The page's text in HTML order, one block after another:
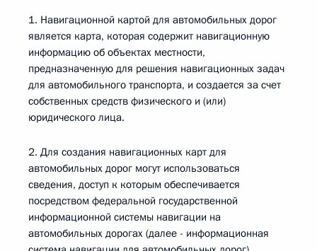
1. Навигационной картой для автомобильных дорог
является карта, которая содержит навигационную
информацию об объектах местности,
предназначенную для решения навигационных задач
для автомобильного транспорта, и создается за счет
собственных средств физического и (или)
юридического лица.
2. Для создания навигационных карт для
автомобильных дорог могут использоваться
сведения, доступ к которым обеспечивается
посредством федеральной государственной
информационной системы навигации на
автомобильных дорогах (далее - информационная